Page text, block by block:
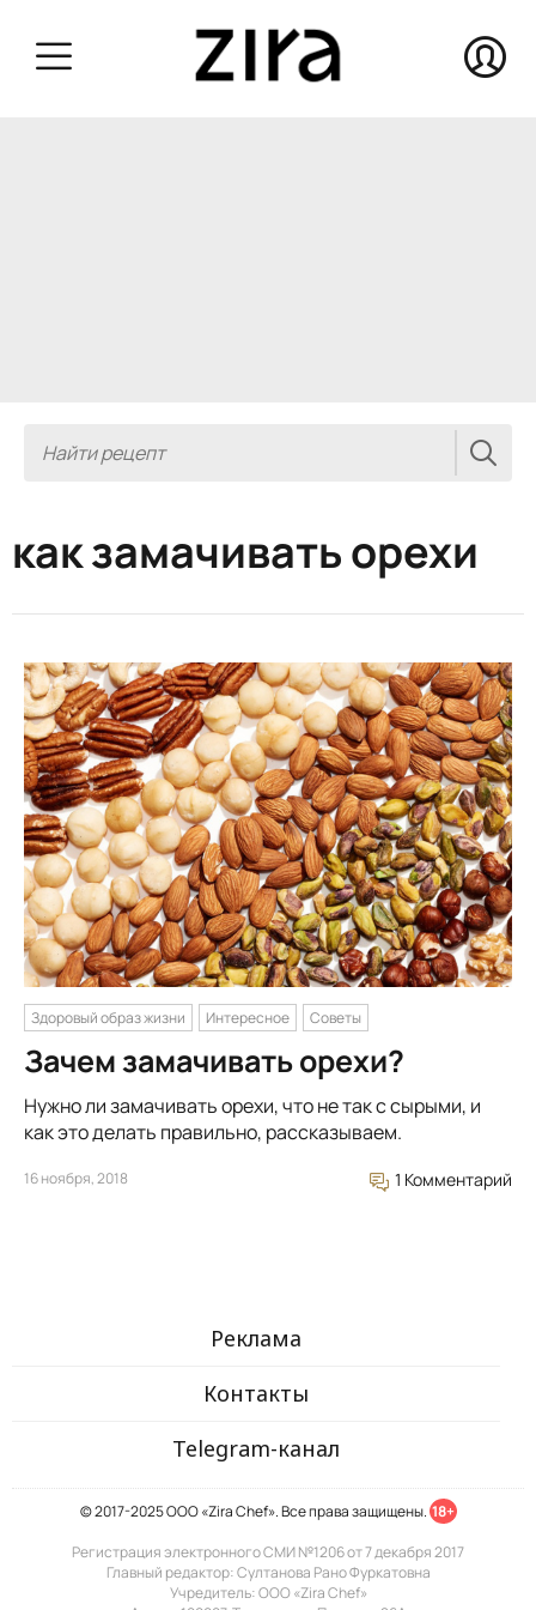
как замачивать орехи
Здоровый образ жизни Интересное Советы
Зачем замачивать орехи?
Нужно ли замачивать орехи, что не так с сырыми, и
как это делать правильно, рассказываем.
16 ноября, 2018 1 Комментарий
Реклама
Контакты
Telegram-канал
© 2017-2025 ООО «Zira Chef». Все права защищены. 18+
Регистрация электронного СМИ №1206 от 7 декабря 2017
Главный редактор: Султанова Рано Фуркатовна
Учредитель: ООО «Zira Chef»